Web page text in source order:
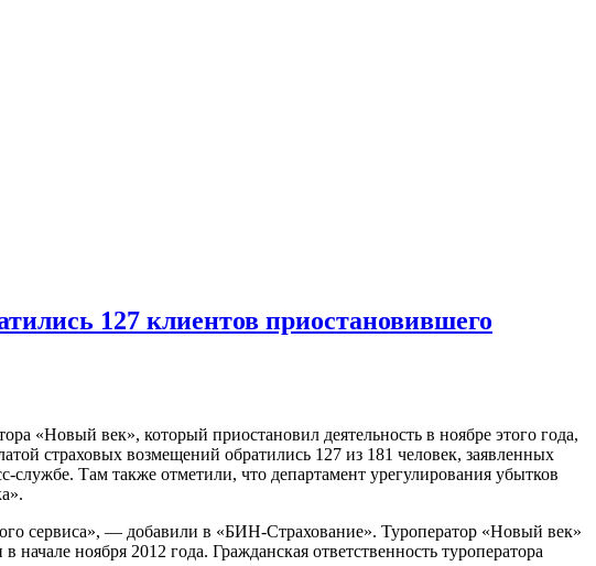
127 клиентов приостановившего
«Новый век», который приостановил деятельность в ноябре этого года,
страховых возмещений обратились 127 из 181 человек, заявленных
Там также отметили, что департамент урегулирования убытков
сервиса», — добавили в «БИН-Страхование». Туроператор «Новый век»
ноября 2012 года. Гражданская ответственность туроператора